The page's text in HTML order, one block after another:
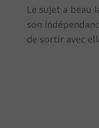
Le sujet a beau
son
de sortir avec